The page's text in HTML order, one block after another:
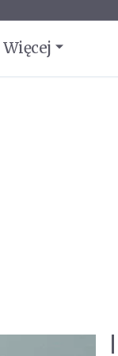
Więcej